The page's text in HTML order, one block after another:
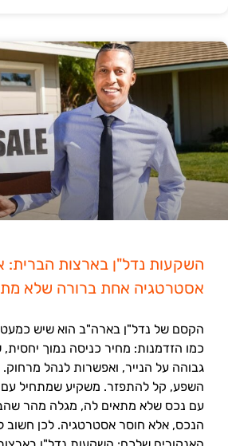
השקעות נדל"ן בארצות הברית:
אסטרטגיה אחת ברורה שלא
הקסם של נדל"ן בארה"ב הוא שיש
כמו הזדמנות: מחיר כניסה נמוך
גבוהה על הנייר, ואפשרות לנהל מרחוק.
השפע, קל להתפזר. משקיע שמתחיל עם
עם נכס שלא מתאים לה, מגלה מהר
הנכס, אלא חוסר אסטרטגיה. לכן חשוב